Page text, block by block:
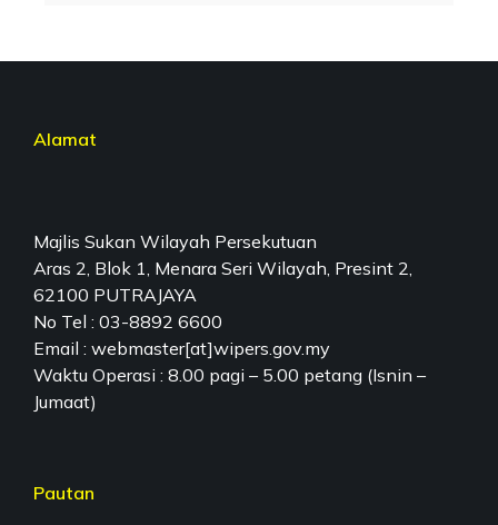
Alamat
Majlis Sukan Wilayah Persekutuan
Aras 2, Blok 1, Menara Seri Wilayah, Presint 2,
62100 PUTRAJAYA
No Tel : 03-8892 6600
Email : webmaster[at]wipers.gov.my
Waktu Operasi : 8.00 pagi – 5.00 petang (Isnin –
Jumaat)
Pautan